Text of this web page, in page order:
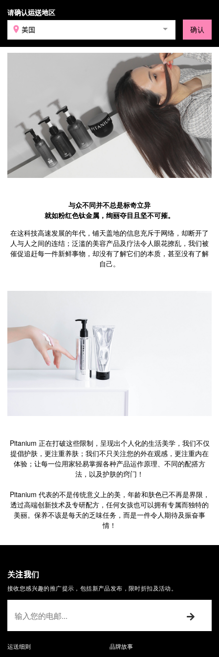
品牌故事
与众不同并不总是标奇立异
就如粉红色钛金属，绚丽夺目且坚不可摧。
在这科技高速发展的年代，铺天盖地的信息充斥于网络，却断开了
人与人之间的连结；泛滥的美容产品及疗法令人眼花撩乱，我们被
催促追赶每一件新鲜事物，却没有了解它们的本质，甚至没有了解
自己。
Pitanium 正在打破这些限制，呈现出个人化的生活美学，我们不仅
提倡护肤，更注重养肤；我们不只关注您的外在观感，更注重内在
体验；让每一位用家轻易掌握各种产品运作原理、不同的配搭方
法，以及护肤的窍门！
Pitanium 代表的不是传统意义上的美，年龄和肤色已不再是界限，
透过高端创新技术及专研配方，任何女孩也可以拥有专属而独特的
美丽。保养不该是每天的乏味任务，而是一件令人期待及振奋事
情！
关注我们
接收您感兴趣的推广提示，包括新产品发布，限时折扣及活动。
运送细则 品牌故事
请确认运送地区
美国
确认